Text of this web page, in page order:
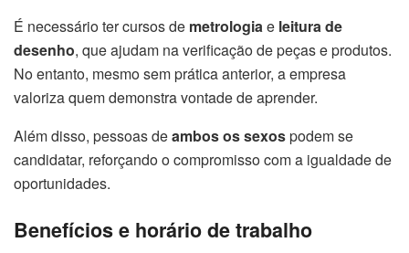
É necessário ter cursos de metrologiae leitura de
desenho, que ajudam na verificação de peças e produtos.
No entanto, mesmo sem prática anterior, a empresa
valoriza quem demonstra vontade de aprender.
Além disso, pessoas deambos os sexospodem se
candidatar, reforçando o compromisso com a igualdade de
oportunidades.
Benefícios e horário de trabalho